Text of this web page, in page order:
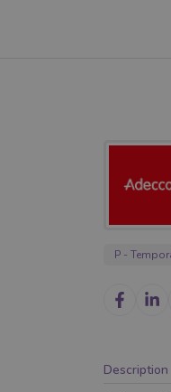
P -
Description